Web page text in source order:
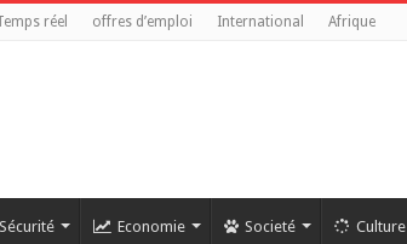
réel offres d’emploi International Afrique
Sécurité Economie Societé Culture